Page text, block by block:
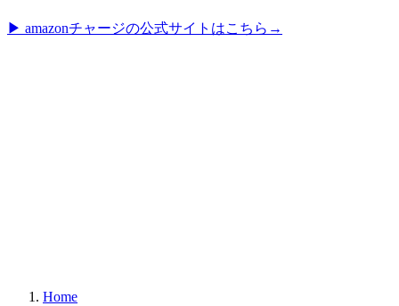
▶︎ amazonチャージの公式サイトはこちら→
Home